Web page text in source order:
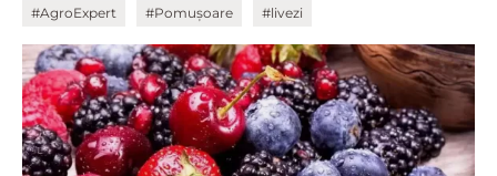
#AgroExpert #Pomușoare #livezi